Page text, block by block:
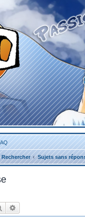
Rechercher Sujets sans
Rechercher